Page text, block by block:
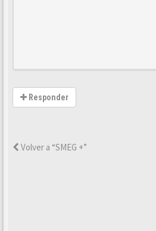
Responder
Volver a “SMEG +”